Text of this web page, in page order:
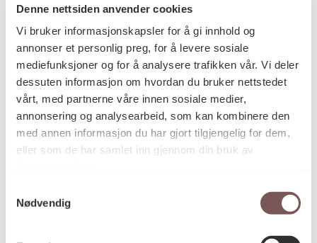
Denne nettsiden anvender cookies
Vi bruker informasjonskapsler for å gi innhold og
annonser et personlig preg, for å levere sosiale
mediefunksjoner og for å analysere trafikken vår. Vi deler
dessuten informasjon om hvordan du bruker nettstedet
vårt, med partnerne våre innen sosiale medier,
annonsering og analysearbeid, som kan kombinere den
med annen informasjon du har gjort tilgjengelig for dem,
eller som de har samlet inn gjennom din bruk av
Nødvendig
A K Dolven. Foto: Trygve Inderlid.
Cathrine Vigander. Foto: Chris Aadland.
Øverst: A K Dolven:Untuned Bell, 2010 –
2020, Honnørbrygga, Oslo. Foto:
KORO/Alette Schei Rørvik. Nederst:
Cathrine Vigander: Ny inngang ved
Kistefos museum, Jevnaker, 2019. Foto:
Ivar Kvaal
A K Dolven og Cathrine Vigander